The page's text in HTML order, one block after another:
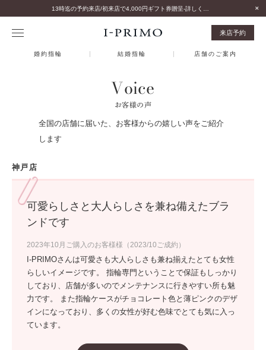
来店予約
婚約指輪 結婚指輪 店舗のご案内
Voice
お客様の声
全国の店舗に届いた、お客様からの嬉しい声をご紹介
します
神戸店
可愛らしさと大人らしさを兼ね備えたブラ
ンドです
2023年10月ご購入のお客様様（2023/10ご成約）
I-PRIMOさんは可愛さも大人らしさも兼ね揃えたとても女性
らしいイメージです。 指輪専門ということで保証もしっかり
しており、店舗が多いのでメンテナンスに行きやすい所も魅
力です。 また指輪ケースがチョコレート色と薄ピンクのデザ
インになっており、多くの女性が好む色味でとても気に入っ
ています。